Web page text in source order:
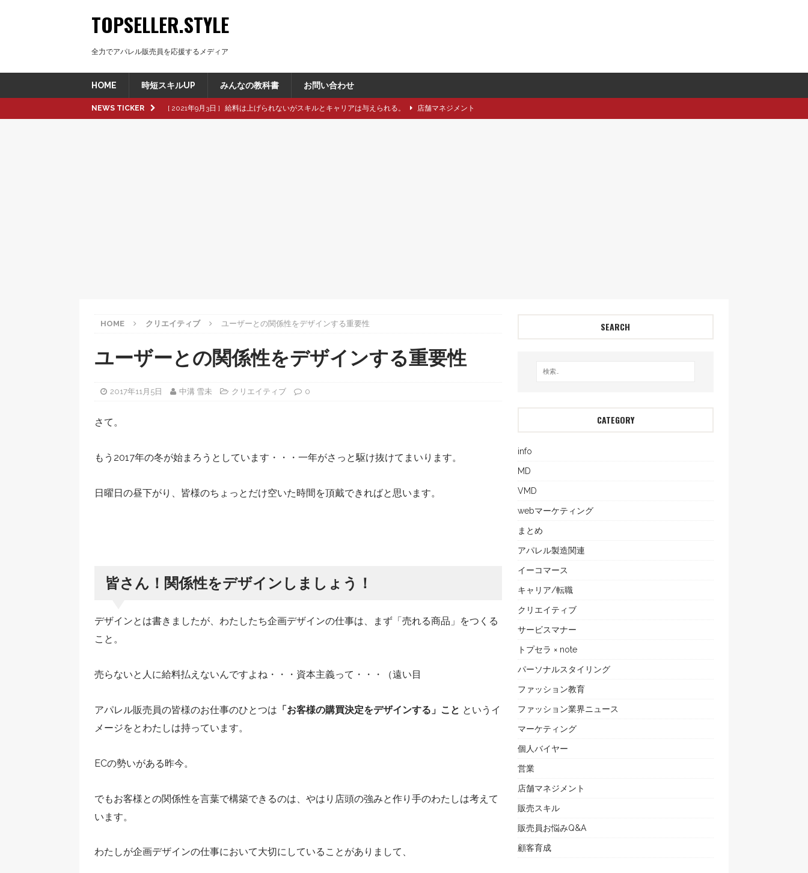
TOPSELLER.STYLE
全力でアパレル販売員を応援するメディア
HOME 時短スキルUP みんなの教科書 お問い合わせ
NEWS TICKER [ 2021年9月3日 ] 給料は上げられないがスキルとキャリアは与えられる。 店舗マネジメント
HOME クリエイティブ ユーザーとの関係性をデザインする重要性
ユーザーとの関係性をデザインする重要性
2017年11月5日 中溝 雪未 クリエイティブ 0
さて。
もう2017年の冬が始まろうとしています・・・一年がさっと駆け抜けてまいります。
日曜日の昼下がり、皆様のちょっとだけ空いた時間を頂戴できればと思います。
皆さん！関係性をデザインしましょう！
デザインとは書きましたが、わたしたち企画デザインの仕事は、まず「売れる商品」をつくる
こと。
売らないと人に給料払えないんですよね・・・資本主義って・・・（遠い目
アパレル販売員の皆様のお仕事のひとつは 「お客様の購買決定をデザインする」こと というイ
メージをとわたしは持っています。
ECの勢いがある昨今。
でもお客様との関係性を言葉で構築できるのは、やはり店頭の強みと作り手のわたしは考えて
います。
わたしが企画デザインの仕事において大切にしていることがありまして、
SEARCH
CATEGORY
info
MD
VMD
webマーケティング
まとめ
アパレル製造関連
イーコマース
キャリア/転職
クリエイティブ
サービスマナー
トプセラ × note
パーソナルスタイリング
ファッション教育
ファッション業界ニュース
マーケティング
個人バイヤー
営業
店舗マネジメント
販売スキル
販売員お悩みQ&A
顧客育成